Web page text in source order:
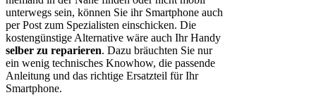
unterwegs sein, können Sie ihr Smartphone auch
per Post zum Spezialisten einschicken. Die
kostengünstige Alternative wäre auch Ihr Handy
selber zu reparieren. Dazu bräuchten Sie nur
ein wenig technisches Knowhow, die passende
Anleitung und das richtige Ersatzteil für Ihr
Smartphone.